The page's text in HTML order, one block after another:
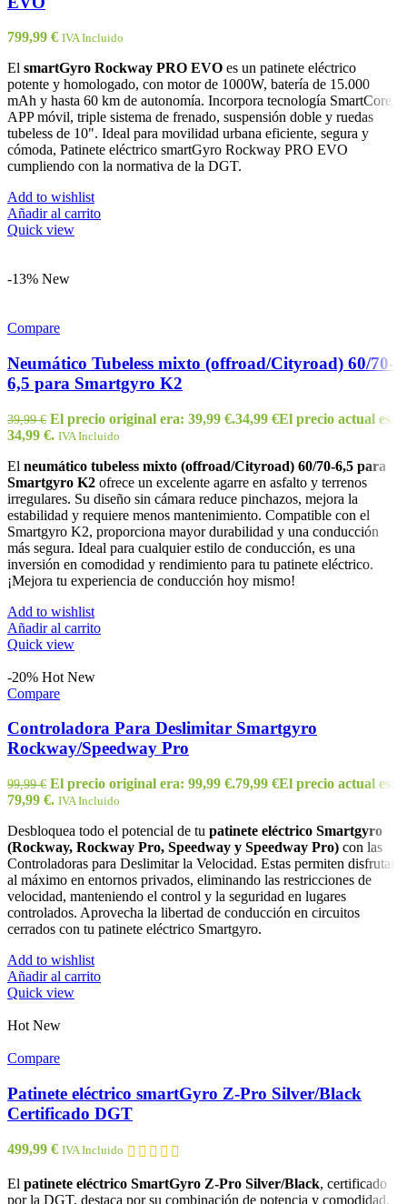
799,99 € IVA Incluido
El smartGyro Rockway PRO EVO es un patinete eléctrico
potente y homologado, con motor de 1000W, batería de 15.000
mAh y hasta 60 km de autonomía. Incorpora tecnología SmartCore,
APP móvil, triple sistema de frenado, suspensión doble y ruedas
tubeless de 10". Ideal para movilidad urbana eficiente, segura y
cómoda, Patinete eléctrico smartGyro Rockway PRO EVO
cumpliendo con la normativa de la DGT.
Add to wishlist
Añadir al carrito
Quick view
-13% New
Compare
Neumático Tubeless mixto (offroad/Cityroad) 60/70-
6,5 para Smartgyro K2
39,99€ El precio original era: 39,99 €.34,99 €El precio actual es:
34,99 €. IVA Incluido
El neumático tubeless mixto (offroad/Cityroad) 60/70-6,5 para
Smartgyro K2 ofrece un excelente agarre en asfalto y terrenos
irregulares. Su diseño sin cámara reduce pinchazos, mejora la
estabilidad y requiere menos mantenimiento. Compatible con el
Smartgyro K2, proporciona mayor durabilidad y una conducción
más segura. Ideal para cualquier estilo de conducción, es una
inversión en comodidad y rendimiento para tu patinete eléctrico.
¡Mejora tu experiencia de conducción hoy mismo!
Add to wishlist
Añadir al carrito
Quick view
-20% Hot New
Compare
Controladora Para Deslimitar Smartgyro
Rockway/Speedway Pro
99,99€ El precio original era: 99,99 €.79,99 €El precio actual es:
79,99 €. IVA Incluido
Desbloquea todo el potencial de tu patinete eléctrico Smartgyro
(Rockway, Rockway Pro, Speedway y Speedway Pro) con las
Controladoras para Deslimitar la Velocidad. Estas permiten disfrutar
al máximo en entornos privados, eliminando las restricciones de
velocidad, manteniendo el control y la seguridad en lugares
controlados. Aprovecha la libertad de conducción en circuitos
cerrados con tu patinete eléctrico Smartgyro.
Add to wishlist
Añadir al carrito
Quick view
Hot New
Compare
Patinete eléctrico smartGyro Z-Pro Silver/Black
Certificado DGT
499,99 € IVA Incluido
El patinete eléctrico SmartGyro Z-Pro Silver/Black, certificado
por la DGT, destaca por su combinación de potencia y comodidad.